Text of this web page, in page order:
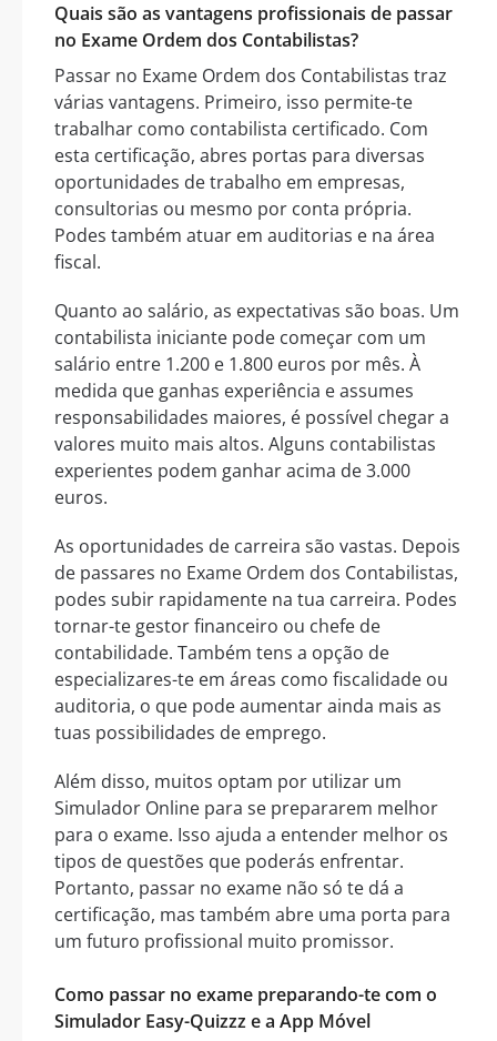
Quais são as vantagens profissionais de passar
no Exame Ordem dos Contabilistas?
Passar no Exame Ordem dos Contabilistas traz
várias vantagens. Primeiro, isso permite-te
trabalhar como contabilista certificado. Com
esta certificação, abres portas para diversas
oportunidades de trabalho em empresas,
consultorias ou mesmo por conta própria.
Podes também atuar em auditorias e na área
fiscal.
Quanto ao salário, as expectativas são boas. Um
contabilista iniciante pode começar com um
salário entre 1.200 e 1.800 euros por mês. À
medida que ganhas experiência e assumes
responsabilidades maiores, é possível chegar a
valores muito mais altos. Alguns contabilistas
experientes podem ganhar acima de 3.000
euros.
As oportunidades de carreira são vastas. Depois
de passares no Exame Ordem dos Contabilistas,
podes subir rapidamente na tua carreira. Podes
tornar-te gestor financeiro ou chefe de
contabilidade. Também tens a opção de
especializares-te em áreas como fiscalidade ou
auditoria, o que pode aumentar ainda mais as
tuas possibilidades de emprego.
Além disso, muitos optam por utilizar um
Simulador Online para se prepararem melhor
para o exame. Isso ajuda a entender melhor os
tipos de questões que poderás enfrentar.
Portanto, passar no exame não só te dá a
certificação, mas também abre uma porta para
um futuro profissional muito promissor.
Como passar no exame preparando-te com o
Simulador Easy-Quizzz e a App Móvel